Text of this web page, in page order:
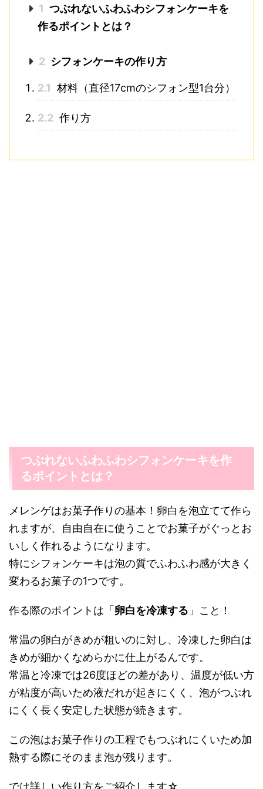
1 つぶれないふわふわシフォンケーキを
作るポイントとは？
2 シフォンケーキの作り方
2.1 材料（直径17cmのシフォン型1台分）
2.2 作り方
つぶれないふわふわシフォンケーキを作
るポイントとは？
メレンゲはお菓子作りの基本！卵白を泡立てて作ら
れますが、自由自在に使うことでお菓子がぐっとお
いしく作れるようになります。
特にシフォンケーキは泡の質でふわふわ感が大きく
変わるお菓子の1つです。
作る際のポイントは「卵白を冷凍する 」こと！
常温の卵白がきめが粗いのに対し、冷凍した卵白は
きめが細かくなめらかに仕上がるんです。
常温と冷凍では26度ほどの差があり、温度が低い方
が粘度が高いため液だれが起きにくく、泡がつぶれ
にくく長く安定した状態が続きます。
この泡はお菓子作りの工程でもつぶれにくいため加
熱する際にそのまま泡が残ります。
では詳しい作り方をご紹介します☆